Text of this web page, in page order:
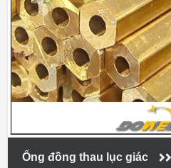
Ống đồng thau lục giác